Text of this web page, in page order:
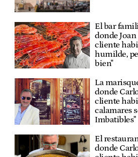
El bar
donde Joan
cliente
humilde,
bien"
La
donde
cliente
calamares
Imbatibles"
El
donde